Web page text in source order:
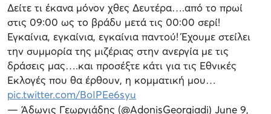
Δείτε τι έκανα μόνον χθες Δευτέρα….από το πρωί
στις 09:00 ως το βράδυ μετά τις 00:00 σερί!
Εγκαίνια, εγκαίνια, εγκαίνια παντού! Έχουμε στείλει
την συμμορία της μιζέριας στην ανεργία με τις
δράσεις μας….και προσέξτε κάτι για τις Εθνικές
Εκλογές που θα έρθουν, η κομματική μου…
pic.twitter.com/BoIPEe6syu
— Άδωνις Γεωργιάδης (@AdonisGeorgiadi) June 9,